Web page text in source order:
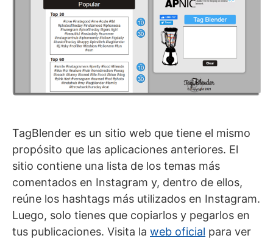
TagBlender es un sitio web que tiene el mismo
propósito que las aplicaciones anteriores. El
sitio contiene una lista de los temas más
comentados en Instagram y, dentro de ellos,
reúne los hashtags más utilizados en Instagram.
Luego, solo tienes que copiarlos y pegarlos en
tus publicaciones. Visita la web oficial para ver